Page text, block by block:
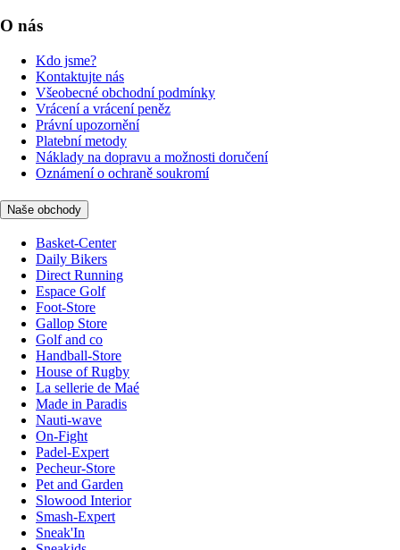
O nás
Kdo jsme?
Kontaktujte nás
Všeobecné obchodní podmínky
Vrácení a vrácení peněz
Právní upozornění
Platební metody
Náklady na dopravu a možnosti doručení
Oznámení o ochraně soukromí
Naše obchody
Basket-Center
Daily Bikers
Direct Running
Espace Golf
Foot-Store
Gallop Store
Golf and co
Handball-Store
House of Rugby
La sellerie de Maé
Made in Paradis
Nauti-wave
On-Fight
Padel-Expert
Pecheur-Store
Pet and Garden
Slowood Interior
Smash-Expert
Sneak'In